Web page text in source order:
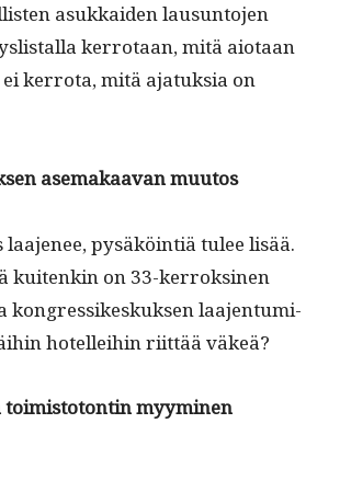
asukkaiden lausun­to­jen
ker­ro­taan, mitä aio­taan
ker­ro­ta, mitä ajatuk­sia on
ase­makaa­van muutos
laa­je­nee, pysäköin­tiä tulee lisää.
kuitenkin on 33-ker­roksi­nen
kon­gres­sikeskuk­sen laa­jen­tu­mi­
hotellei­hin riit­tää väkeä?
toimis­to­ton­tin myymi­nen